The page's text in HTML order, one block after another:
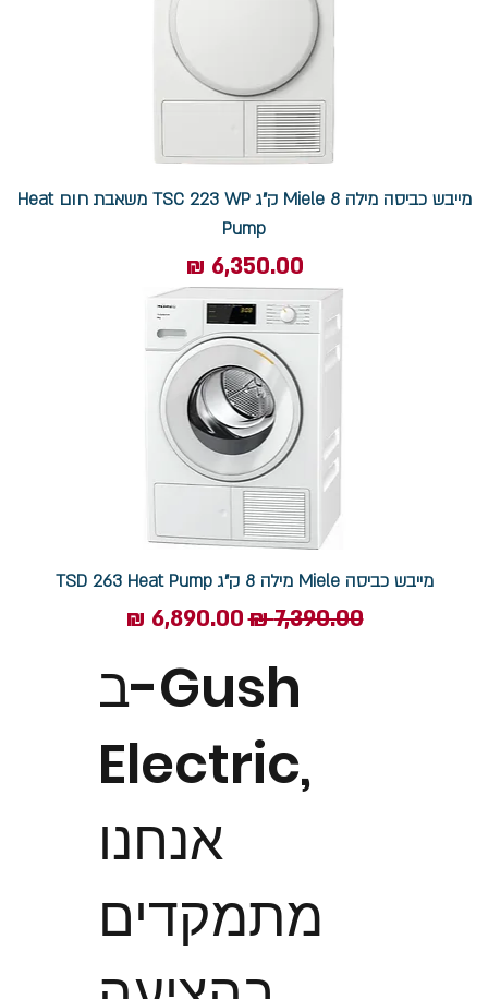
מייבש כביסה מילה Miele 8 ק"ג TSC 223 WP משאבת חום Heat
Pump
מחיר
מייבש כביסה Miele מילה 8 ק”ג TSD 263 Heat Pump
מחיר רגיל‏7,390.00 ‏₪ מחיר מבצע
ב-Gush
Electric,
אנחנו
מתמקדים